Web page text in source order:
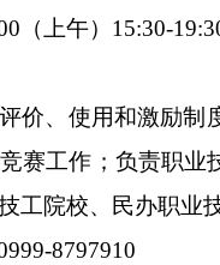
（上午） 15:30-
价、使用和激励
赛工作；负责职
工院校、民办职
8797910